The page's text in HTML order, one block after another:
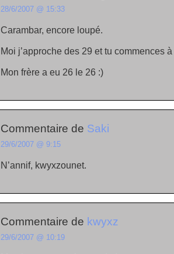
28/6/2007 @ 15:33
Carambar, encore loupé.
Moi j’approche des 29 et tu commences
Mon frère a eu 26 le 26 :)
Commentaire de Saki
29/6/2007 @ 9:15
N’annif, kwyxzounet.
Commentaire de kwyxz
29/6/2007 @ 10:19